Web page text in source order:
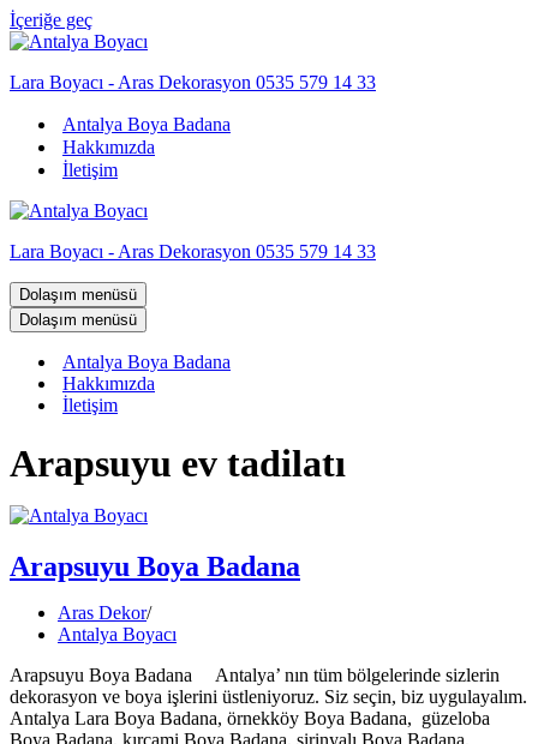
İçeriğe geç
Lara Boyacı - Aras Dekorasyon 0535 579 14 33
Antalya Boya Badana
Hakkımızda
İletişim
Lara Boyacı - Aras Dekorasyon 0535 579 14 33
Dolaşım menüsü
Dolaşım menüsü
Antalya Boya Badana
Hakkımızda
İletişim
Arapsuyu ev tadilatı
Arapsuyu Boya Badana
Aras Dekor
Antalya Boyacı
Arapsuyu Boya Badana Antalya’ nın tüm bölgelerinde sizlerin
dekorasyon ve boya işlerini üstleniyoruz. Siz seçin, biz uygulayalım.
Antalya Lara Boya Badana, örnekköy Boya Badana, güzeloba